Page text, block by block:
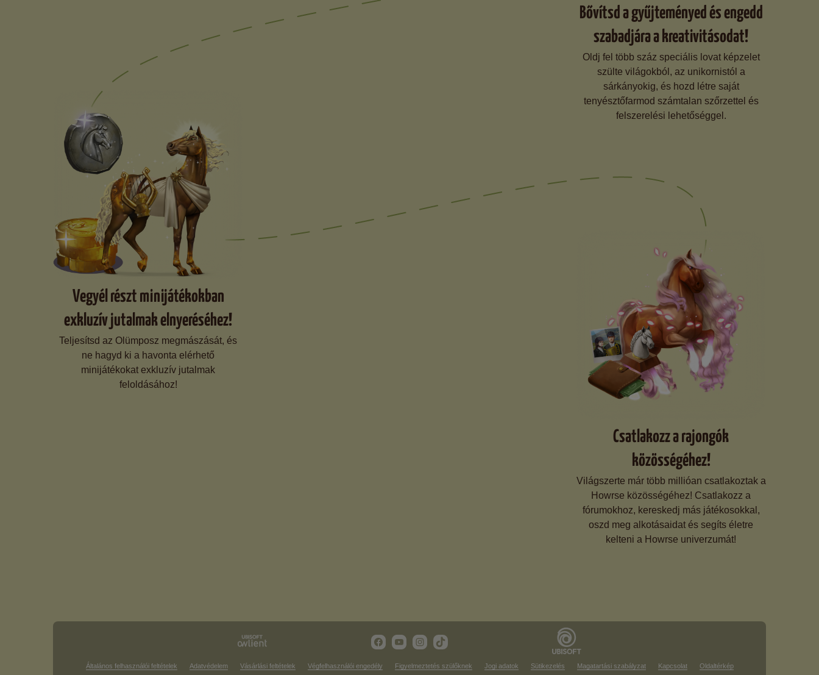
Bővítsd a gyűjteményed és engedd
szabadjára a kreativitásodat!
Oldj fel több száz speciális lovat képzelet
szülte világokból, az unikornistól a
sárkányokig, és hozd létre saját
tenyésztőfarmod számtalan szőrzettel és
felszerelési lehetőséggel.
Vegyél részt minijátékokban
exkluzív jutalmak elnyeréséhez!
Teljesítsd az Olümposz megmászását, és
ne hagyd ki a havonta elérhető
minijátékokat exkluzív jutalmak
feloldásához!
Csatlakozz a rajongók
közösségéhez!
Világszerte már több millióan csatlakoztak a
Howrse közösségéhez! Csatlakozz a
fórumokhoz, kereskedj más játékosokkal,
oszd meg alkotásaidat és segíts életre
kelteni a Howrse univerzumát!
Általános felhasználói feltételek Adatvédelem Vásárlási feltételek Végfelhasználói engedély Figyelmeztetés szülőknek Jogi adatok Sütikezelés Magatartási szabályzat Kapcsolat Oldaltérkép